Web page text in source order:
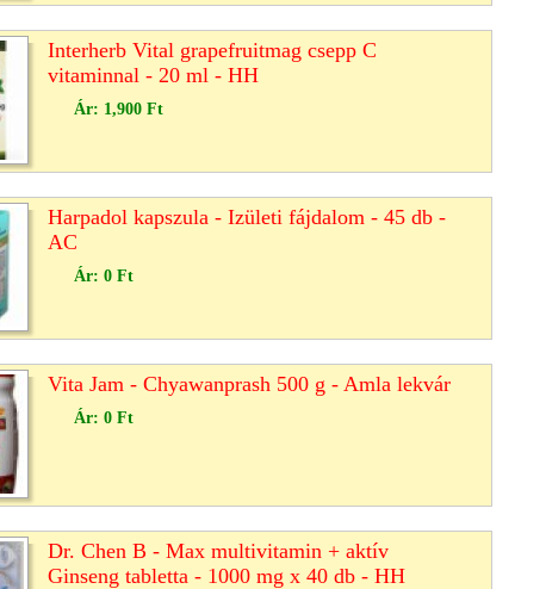
Interherb Vital grapefruitmag csepp C
vitaminnal - 20 ml - HH
Ár: 1,900 Ft
Harpadol kapszula - Izületi fájdalom - 45 db -
AC
Ár: 0 Ft
Vita Jam - Chyawanprash 500 g - Amla lekvár
Ár: 0 Ft
Dr. Chen B - Max multivitamin + aktív
Ginseng tabletta - 1000 mg x 40 db - HH